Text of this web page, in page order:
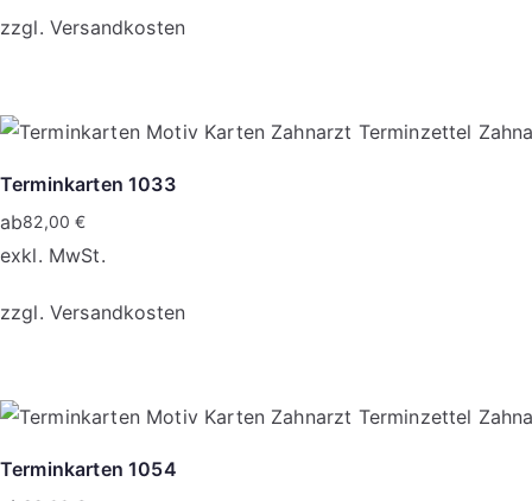
zzgl. Versandkosten
Produkt
mehrere
Varianten
auf.
Optionen
der
gewählt
Terminkarten 1033
ab82,00€
exkl. MwSt.
zzgl. Versandkosten
Produkt
mehrere
Terminkarten 1054